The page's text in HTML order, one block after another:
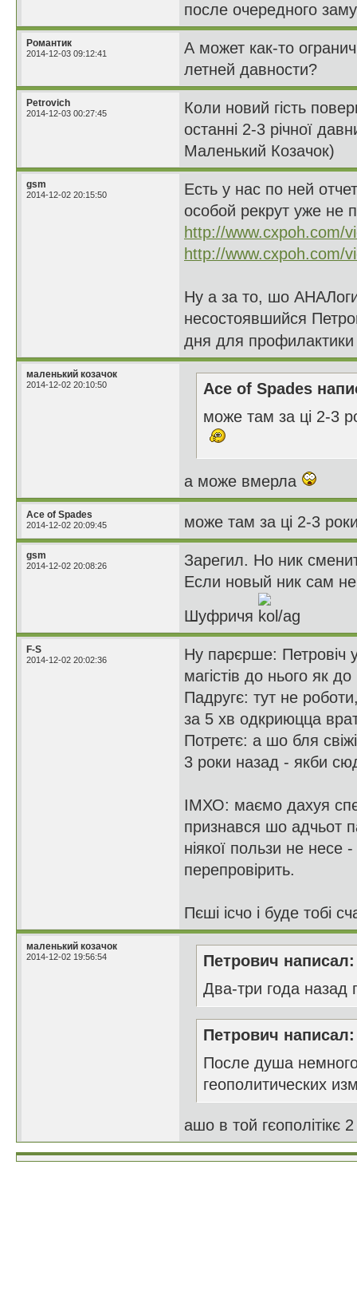
после очередного
Романтик
2014-12-03 09:12:41
А может как-то
летней давности?
Petrovich
2014-12-03 00:27:45
Коли новий гість
останні 2-3 річної
Маленький Козачок)
gsm
2014-12-02 20:15:50
Есть у нас по ней
особой рекрут уже не
http://www.cxpoh.com/
http://www.cxpoh.com/
Ну а за то, шо
несостоявшийся
дня для
маленький козачок
2014-12-02 20:10:50
Ace of Spades
може там за ці 2-3
а може вмерла
Ace of Spades
2014-12-02 20:09:45 може там за ці 2-3
gsm
2014-12-02 20:08:26
Зарегил. Но ник
Если новый ник сам
Шуфричя
F-S
2014-12-02 20:02:36
Ну парєрше: Петровіч
магістів до нього як
Падругє: тут не
за 5 хв одкриюцца
Потретє: а шо бля
3 роки назад - якби
ІМХО: маємо дахуя
признався шо адчьот
ніякої пользи не
перепровірить.
Пєші ісчо і буде тобі
маленький козачок
2014-12-02 19:56:54
Петрович написал:
Два-три года
Петрович написал:
После душа
геополитических
ашо в той гєополітікє